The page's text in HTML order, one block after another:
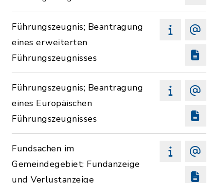
Führungszeugnis; Beantragung
eines erweiterten
Führungszeugnisses
Führungszeugnis; Beantragung
eines Europäischen
Führungszeugnisses
Fundsachen im
Gemeindegebiet; Fundanzeige
und Verlustanzeige